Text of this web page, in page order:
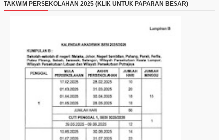
TAKWIM PERSEKOLAHAN 2025 (KLIK UNTUK PAPARAN BESAR)